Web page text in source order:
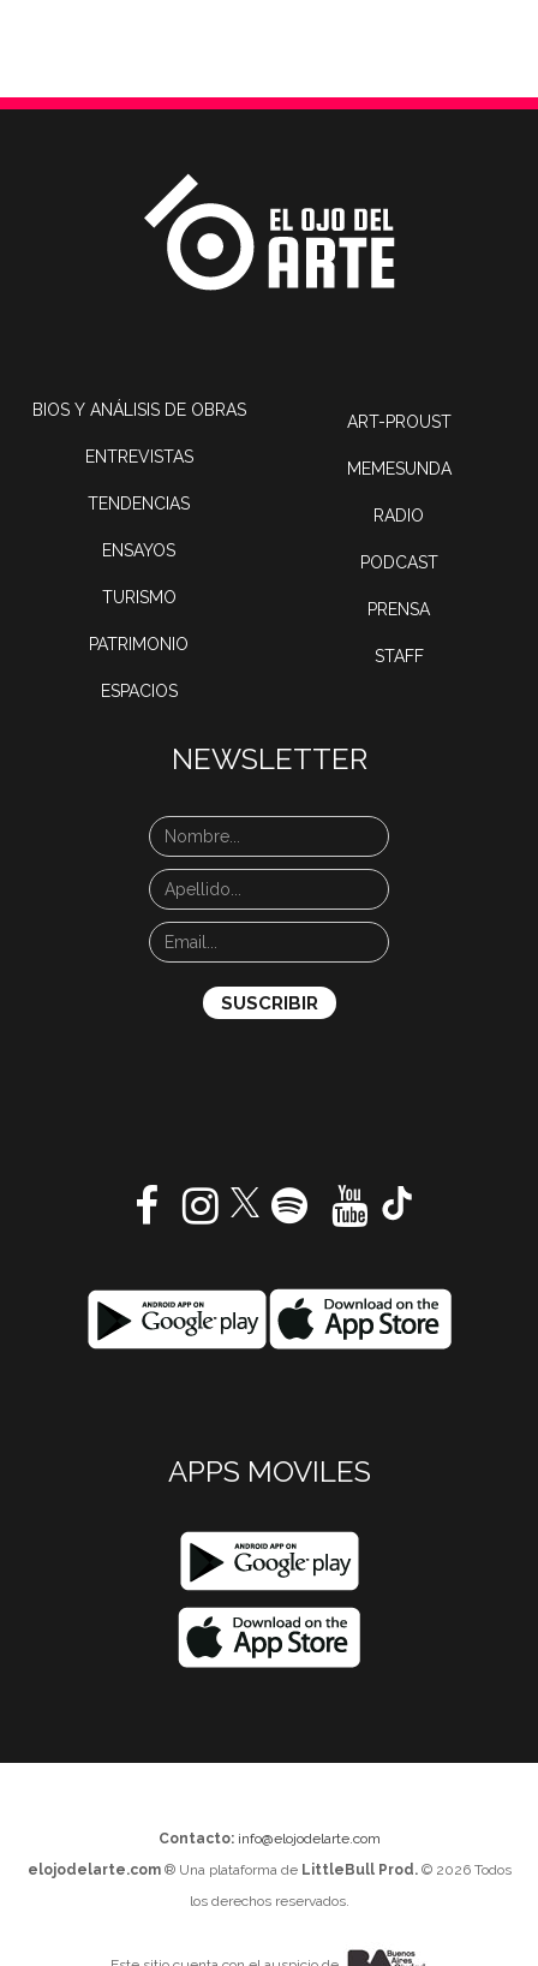
BIOS Y ANÁLISIS DE OBRAS
ENTREVISTAS
TENDENCIAS
ENSAYOS
TURISMO
PATRIMONIO
ESPACIOS
ART-PROUST
MEMESUNDA
RADIO
PODCAST
PRENSA
STAFF
NEWSLETTER
APPS MOVILES
Contacto: info@elojodelarte.com
elojodelarte.com® Una plataforma de LittleBull Prod.© 2026 Todos
los derechos reservados.